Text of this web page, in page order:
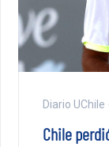
Diario UChile
Chile